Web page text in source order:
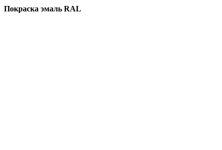
Покраска эмаль RAL